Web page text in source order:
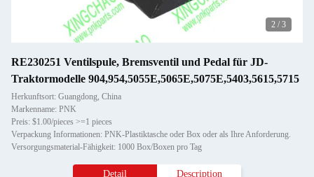
3 / 3
RE230251 Ventilspule, Bremsventil und Pedal für JD-
Traktormodelle 904,954,5055E,5065E,5075E,5403,5615,5715
Herkunftsort: Guangdong, China
Markenname: PNK
Preis: $1.00/pieces >=1 pieces
Verpackung Informationen: PNK-Plastiktasche oder Box oder als Ihre Anforderung.
Versorgungsmaterial-Fähigkeit: 1000 Box/Boxen pro Tag
Detail Description